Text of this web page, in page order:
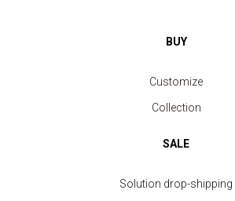
BUY
Customize
Collection
SALE
Solution drop-shipping